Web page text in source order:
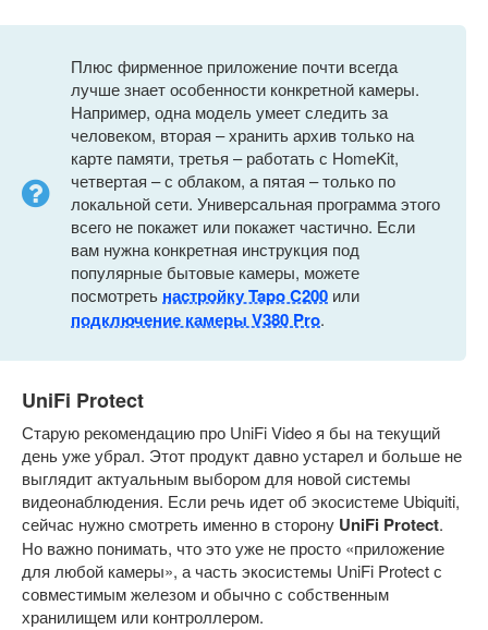
Плюс фирменное приложение почти всегда
лучше знает особенности конкретной камеры.
Например, одна модель умеет следить за
человеком, вторая – хранить архив только на
карте памяти, третья – работать с HomeKit,
четвертая – с облаком, а пятая – только по
локальной сети. Универсальная программа этого
всего не покажет или покажет частично. Если
вам нужна конкретная инструкция под
популярные бытовые камеры, можете
посмотреть настройку Tapo C200 или
подключение камеры V380 Pro.
UniFi Protect
Старую рекомендацию про UniFi Video я бы на текущий
день уже убрал. Этот продукт давно устарел и больше не
выглядит актуальным выбором для новой системы
видеонаблюдения. Если речь идет об экосистеме Ubiquiti,
сейчас нужно смотреть именно в сторону UniFi Protect.
Но важно понимать, что это уже не просто «приложение
для любой камеры», а часть экосистемы UniFi Protect с
совместимым железом и обычно с собственным
хранилищем или контроллером.